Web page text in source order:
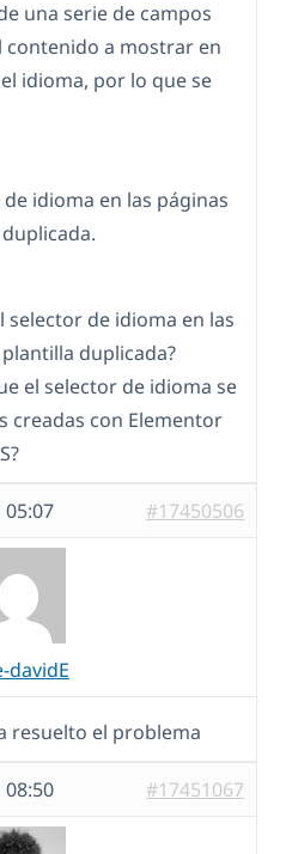
una serie de campos
contenido a mostrar en
idioma, por lo que se
idioma en las páginas
selector de idioma en las
duplicada?
el selector de idioma se
creadas con Elementor
05:07 #17450506
davidE
resuelto el problema
08:50 #17451067